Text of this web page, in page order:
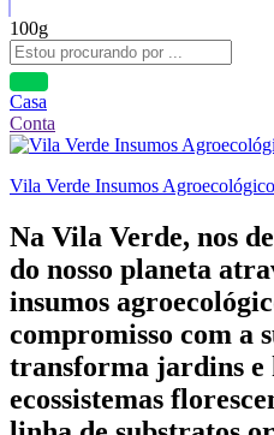
100g
Casa
Conta
Vila Verde Insumos
Na Vila Verde, nos
do nosso planeta
insumos
compromisso com a
transforma jardins e
ecossistemas